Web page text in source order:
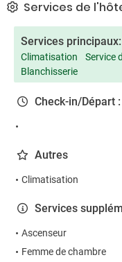
Services de
Services principaux:
Climatisation Service
Blanchisserie
Check-in/Départ :
Autres
Climatisation
Services
Ascenseur
Femme de chambre